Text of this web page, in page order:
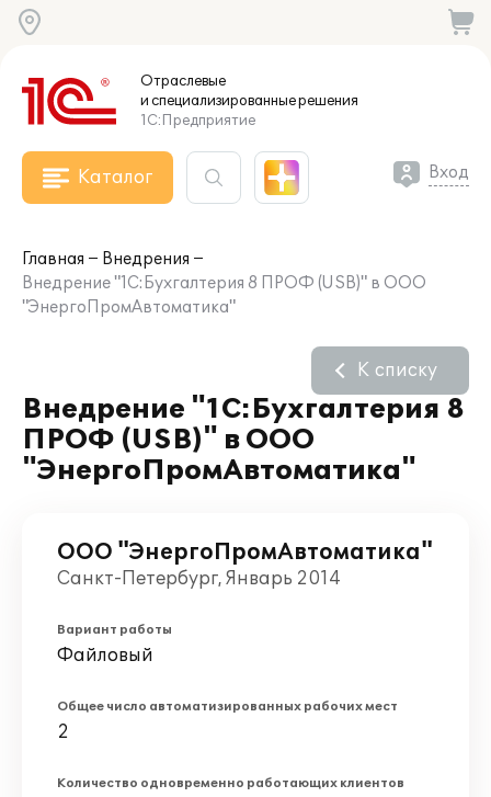
Отраслевые
и специализированныерешения
1С:Предприятие
Каталог Вход
Главная
Внедрения
Внедрение "1С:Бухгалтерия 8 ПРОФ (USB)" в ООО
"ЭнергоПромАвтоматика"
Внедрение "1С:Бухгалтерия 8
ПРОФ (USB)" в ООО
"ЭнергоПромАвтоматика"
К списку
ООО "ЭнергоПромАвтоматика"
Санкт-Петербург, Январь 2014
Вариант работы
Файловый
Общее число автоматизированных рабочих мест
2
Количество одновременно работающих клиентов